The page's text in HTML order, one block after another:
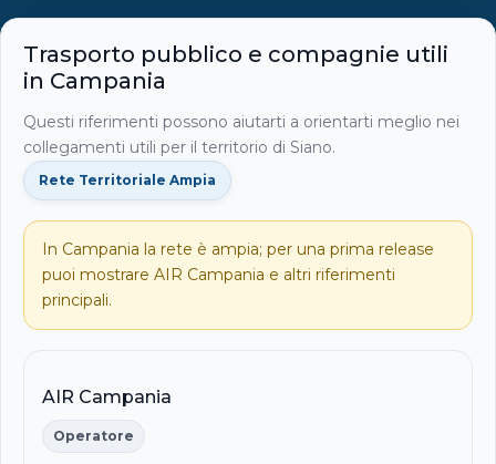
Trasporto pubblico e compagnie utili
in Campania
Questi riferimenti possono aiutarti a orientarti meglio nei
collegamenti utili per il territorio di Siano.
Rete Territoriale Ampia
In Campania la rete è ampia; per una prima release
puoi mostrare AIR Campania e altri riferimenti
principali.
AIR Campania
Operatore